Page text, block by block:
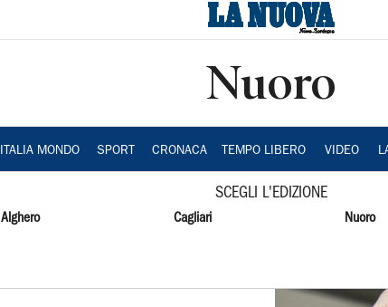
Nuoro
ITALIA MONDO SPORT CRONACA TEMPO LIBERO VIDEO
SCEGLI L'EDIZIONE
Alghero Cagliari Nuoro